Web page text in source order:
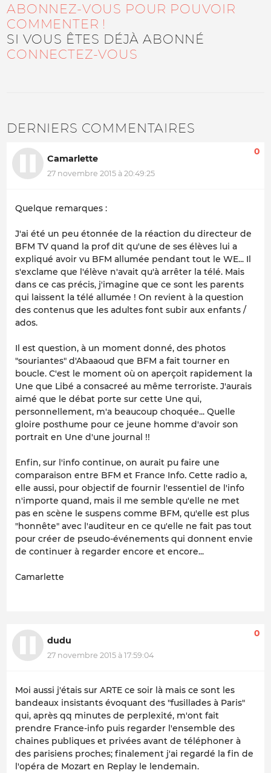
ABONNEZ-VOUS POUR POUVOIR
COMMENTER !
SI VOUS ÊTES DÉJÀ ABONNÉ
CONNECTEZ-VOUS
DERNIERS COMMENTAIRES
Camarlette
27 novembre 2015 à 20:49:25
0
Quelque remarques :
J'ai été un peu étonnée de la réaction du directeur de
BFM TV quand la prof dit qu'une de ses élèves lui a
expliqué avoir vu BFM allumée pendant tout le WE... Il
s'exclame que l'élève n'avait qu'à arrêter la télé. Mais
dans ce cas précis, j'imagine que ce sont les parents
qui laissent la télé allumée ! On revient à la question
des contenus que les adultes font subir aux enfants /
ados.
Il est question, à un moment donné, des photos
"souriantes" d'Abaaoud que BFM a fait tourner en
boucle. C'est le moment où on aperçoit rapidement la
Une que Libé a consacreé au même terroriste. J'aurais
aimé que le débat porte sur cette Une qui,
personnellement, m'a beaucoup choquée... Quelle
gloire posthume pour ce jeune homme d'avoir son
portrait en Une d'une journal !!
Enfin, sur l'info continue, on aurait pu faire une
comparaison entre BFM et France Info. Cette radio a,
elle aussi, pour objectif de fournir l'essentiel de l'info
n'importe quand, mais il me semble qu'elle ne met
pas en scène le suspens comme BFM, qu'elle est plus
"honnête" avec l'auditeur en ce qu'elle ne fait pas tout
pour créer de pseudo-événements qui donnent envie
de continuer à regarder encore et encore...
Camarlette
dudu
27 novembre 2015 à 17:59:04
0
Moi aussi j'étais sur ARTE ce soir là mais ce sont les
bandeaux insistants évoquant des "fusillades à Paris"
qui, après qq minutes de perplexité, m'ont fait
prendre France-info puis regarder l'ensemble des
chaines publiques et privées avant de téléphoner à
des parisiens proches; finalement j'ai regardé la fin de
l'opéra de Mozart en Replay le lendemain.